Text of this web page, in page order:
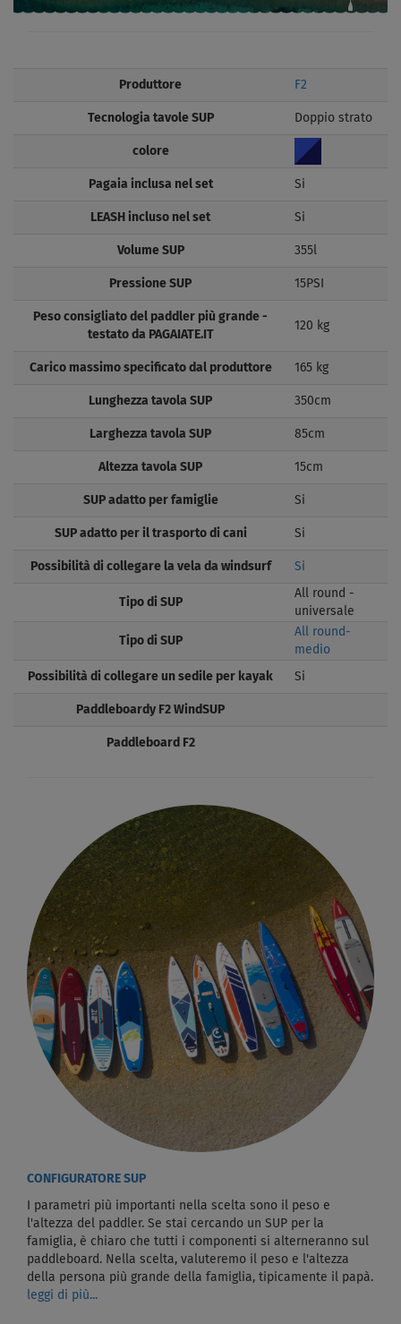
Produttore F2
Tecnologia tavole SUP Doppio strato
colore
Pagaia inclusa nel set Si
LEASH incluso nel set Si
Volume SUP 355l
Pressione SUP 15PSI
Peso consigliato del paddler più grande -
testato da PAGAIATE.IT
120 kg
Carico massimo specificato dal produttore 165 kg
Lunghezza tavola SUP 350cm
Larghezza tavola SUP 85cm
Altezza tavola SUP 15cm
SUP adatto per famiglie Si
SUP adatto per il trasporto di cani Si
Possibilità di collegare la vela da windsurf Si
Tipo di SUP
All round -
universale
Tipo di SUP
All round-
medio
Possibilità di collegare un sedile per kayak Si
Paddleboardy F2 WindSUP
Paddleboard F2
CONFIGURATORE SUP
I parametri più importanti nella scelta sono il peso e
l'altezza del paddler. Se stai cercando un SUP per la
famiglia, è chiaro che tutti i componenti si alterneranno sul
paddleboard. Nella scelta, valuteremo il peso e l'altezza
della persona più grande della famiglia, tipicamente il papà.
leggi di più...